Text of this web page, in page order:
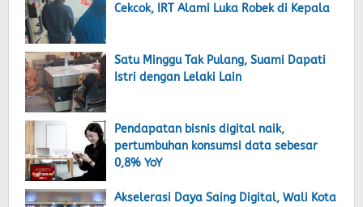
Cekcok, IRT Alami Luka Robek di Kepala
Satu Minggu Tak Pulang, Suami Dapati
Istri dengan Lelaki Lain
Pendapatan bisnis digital naik,
pertumbuhan konsumsi data sebesar
0,8% YoY
Akselerasi Daya Saing Digital, Wali Kota